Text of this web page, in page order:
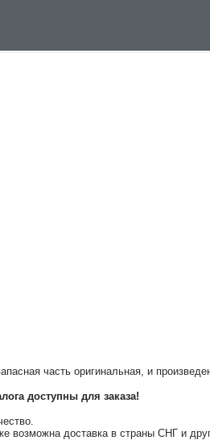
часть оригинальная, и
доступны для заказа!
возможна доставка в страны СНГ и